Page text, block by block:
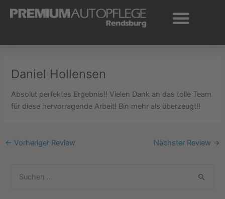
Inhalt
Daniel Hollensen
Absolut perfektes Ergebnis!! Vielen Dank an das tolle Team
für diese hervorragende Arbeit! Bin mehr als überzeugt!!
← Vorheriger Review Nächster Review →